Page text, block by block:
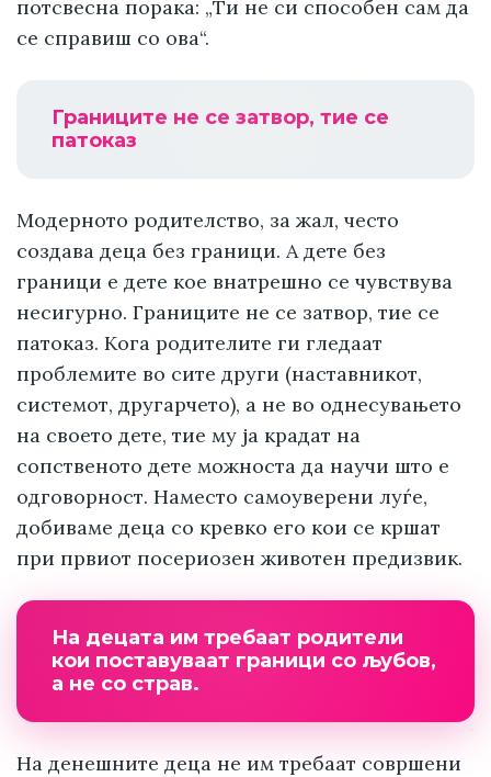
потсвесна порака: „Ти не си способен сам да
се справиш со ова“.
Границите не се затвор, тие се
патоказ
Модерното родителство, за жал, често
создава деца без граници. А дете без
граници е дете кое внатрешно се чувствува
несигурно. Границите не се затвор, тие се
патоказ. Кога родителите ги гледаат
проблемите во сите други (наставникот,
системот, другарчето), а не во однесувањето
на своето дете, тие му ја крадат на
сопственото дете можноста да научи што е
одговорност. Наместо самоуверени луѓе,
добиваме деца со кревко его кои се кршат
при првиот посериозен животен предизвик.
На децата им требаат родители
кои поставуваат граници со љубов,
а не со страв.
На денешните деца не им требаат совршени